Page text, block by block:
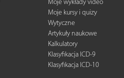
Moje wykłady video
Moje kursy i quizy
Wytyczne
Artykuły naukowe
Kalkulatory
Klasyfikacja ICD-9
Klasyfikacja ICD-10